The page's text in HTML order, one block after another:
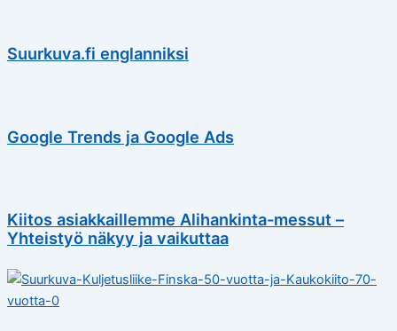
Suurkuva.fi englanniksi
Google Trends ja Google Ads
Kiitos asiakkaillemme Alihankinta-messut –
Yhteistyö näkyy ja vaikuttaa